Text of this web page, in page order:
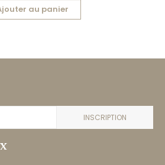
au panier
INSCRIPTION